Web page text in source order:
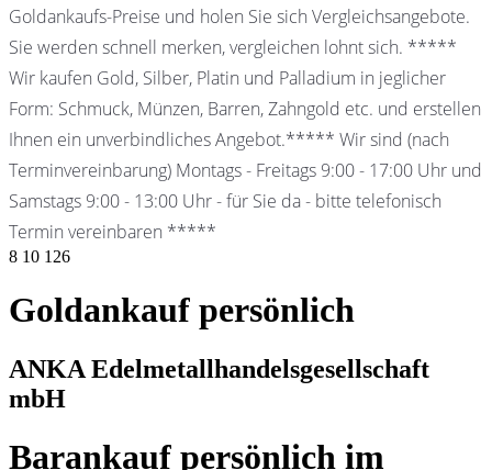
Goldankaufs-Preise und holen Sie sich Vergleichsangebote.
Sie werden schnell merken, vergleichen lohnt sich. *****
Wir kaufen Gold, Silber, Platin und Palladium in jeglicher
Form: Schmuck, Münzen, Barren, Zahngold etc. und erstellen
Ihnen ein unverbindliches Angebot.***** Wir sind (nach
Terminvereinbarung) Montags - Freitags 9:00 - 17:00 Uhr und
Samstags 9:00 - 13:00 Uhr - für Sie da - bitte telefonisch
Termin vereinbaren *****
8 10 126
Goldankauf persönlich
ANKA Edelmetallhandelsgesellschaft
mbH
Barankauf persönlich im